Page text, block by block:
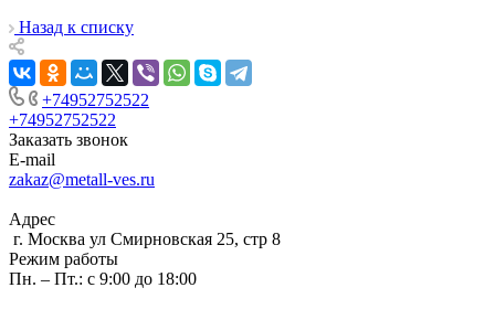
Назад к списку
+74952752522
+74952752522
Заказать звонок
E-mail
zakaz@metall-ves.ru
Адрес
г. Москва ул Смирновская 25, стр 8
Режим работы
Пн. – Пт.: с 9:00 до 18:00